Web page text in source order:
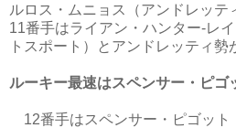
ルロス・ムニョス（アンドレッテ
11番手はライアン・ハンター-レ
トスポート）とアンドレッティ勢
ルーキー最速はスペンサー・ピゴ
12番手はスペンサー・ピゴット